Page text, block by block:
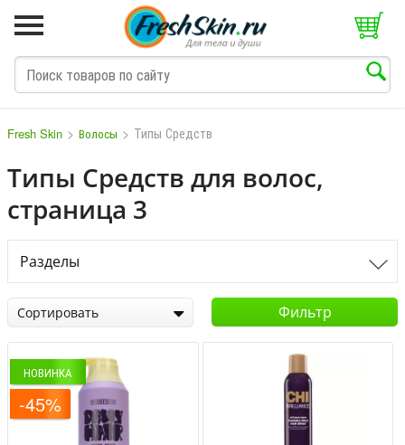
Fresh Skin > Волосы > Типы Средств
Типы Средств для волос,
страница 3
Разделы
Сортировать Фильтр
НОВИНКА
-45%
M N O P Q